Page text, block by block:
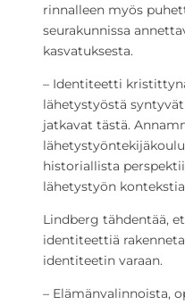
rinnalleen myös
seurakunnissa
kasvatuksesta.
– Identiteetti
lähetystyöstä
jatkavat tästä.
historiallista
lähetystyön
Lindberg tähdentää,
identiteettiä
identiteetin varaan.
– Elämänvalinnoista,